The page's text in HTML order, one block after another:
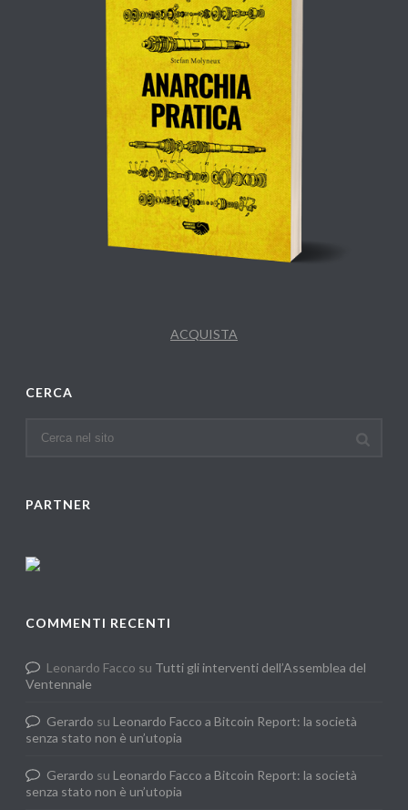
ACQUISTA
CERCA
PARTNER
COMMENTI RECENTI
Leonardo Facco su Tutti gli interventi dell’Assemblea del
Ventennale
Gerardo su Leonardo Facco a Bitcoin Report: la società
senza stato non è un’utopia
Gerardo su Leonardo Facco a Bitcoin Report: la società
senza stato non è un’utopia